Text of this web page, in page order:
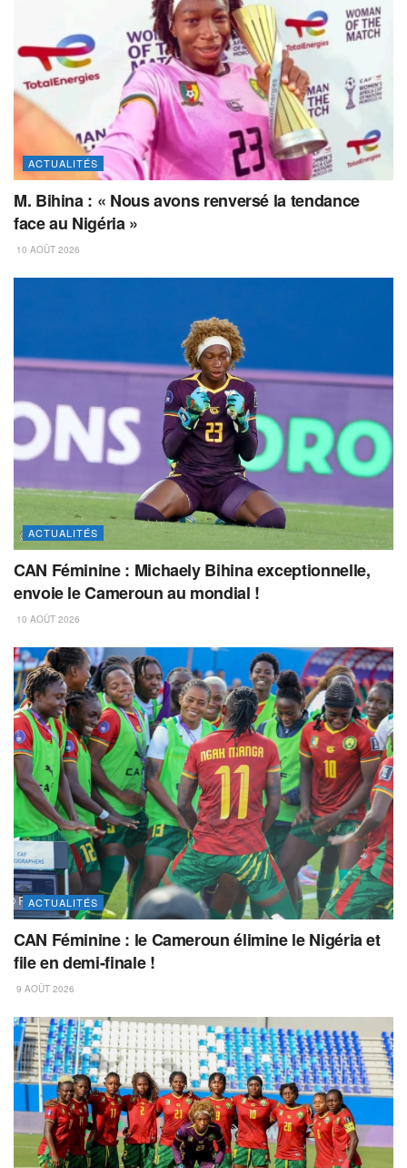
ACTUALITÉS
M. Bihina : « Nous avons renversé la tendance
face au Nigéria »
10 AOÛT 2026
ACTUALITÉS
CAN Féminine : Michaely Bihina exceptionnelle,
envoie le Cameroun au mondial !
10 AOÛT 2026
ACTUALITÉS
CAN Féminine : le Cameroun élimine le Nigéria et
file en demi-finale !
9 AOÛT 2026